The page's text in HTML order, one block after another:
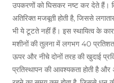
उपकरणों को घिसकर नष्ट कर देते हैं।
अतिरिक्त मजबूती होती है, जिससे
भी ये टूटते नहीं हैं। इस स्थायित्व के
मशीनों की तुलना में लगभग 40
ऊपर और नीचे दोनों तरह की खुदाई
प्रतिस्थापन की आवश्यकता होती है